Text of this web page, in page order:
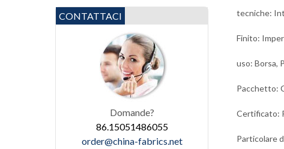
tecniche:
Finito:
uso: Borsa,
Pacchetto:
Certificato:
Particolare
CONTATTACI
Domande?
86.15051486055
order@china-fabrics.net